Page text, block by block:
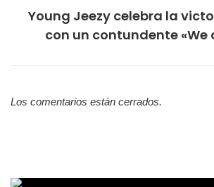
Young Jeezy celebra la
con un contundente «We
Los comentarios están cerrados.